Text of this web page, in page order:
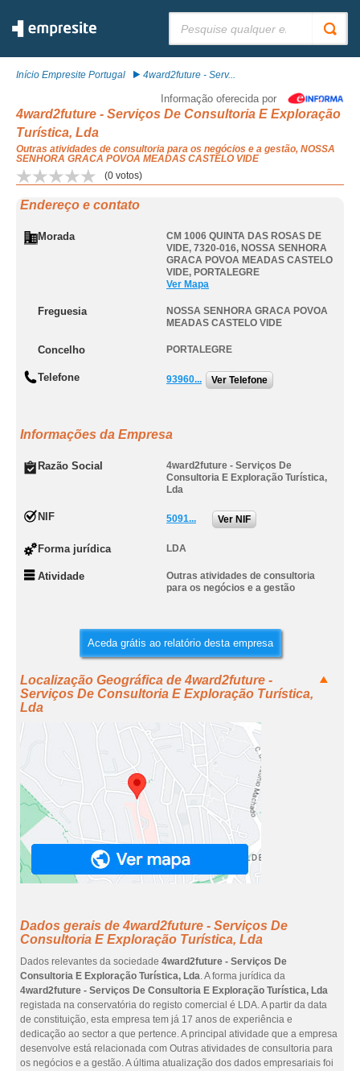
Início Empresite Portugal 4ward2future - Serv...
Informação oferecida por
4ward2future - Serviços De Consultoria E Exploração
Turística, Lda
Outras atividades de consultoria para os negócios e a gestão, NOSSA
SENHORA GRACA POVOA MEADAS CASTELO VIDE
(0 votos)
Endereço e contato
Morada
CM 1006 QUINTA DAS ROSAS DE
VIDE, 7320-016, NOSSA SENHORA
GRACA POVOA MEADAS CASTELO
VIDE, PORTALEGRE
Ver Mapa
Freguesia
NOSSA SENHORA GRACA POVOA
MEADAS CASTELO VIDE
Concelho PORTALEGRE
Telefone 93960... Ver Telefone
Informações da Empresa
Razão Social
4ward2future - Serviços De
Consultoria E Exploração Turística,
Lda
NIF 5091... Ver NIF
Forma jurídica LDA
Atividade
Outras atividades de consultoria
para os negócios e a gestão
Aceda grátis ao relatório desta empresa
Localização Geográfica de 4ward2future -
Serviços De Consultoria E Exploração Turística,
Lda
Dados gerais de 4ward2future - Serviços De
Consultoria E Exploração Turística, Lda
Dados relevantes da sociedade 4ward2future - Serviços De
Consultoria E Exploração Turística, Lda. A forma jurídica da
4ward2future - Serviços De Consultoria E Exploração Turística, Lda
registada na conservatória do registo comercial é LDA. A partir da data
de constituição, esta empresa tem já 17 anos de experiência e
dedicação ao sector a que pertence. A principal atividade que a empresa
desenvolve está relacionada com Outras atividades de consultoria para
os negócios e a gestão. A última atualização dos dados empresariais foi